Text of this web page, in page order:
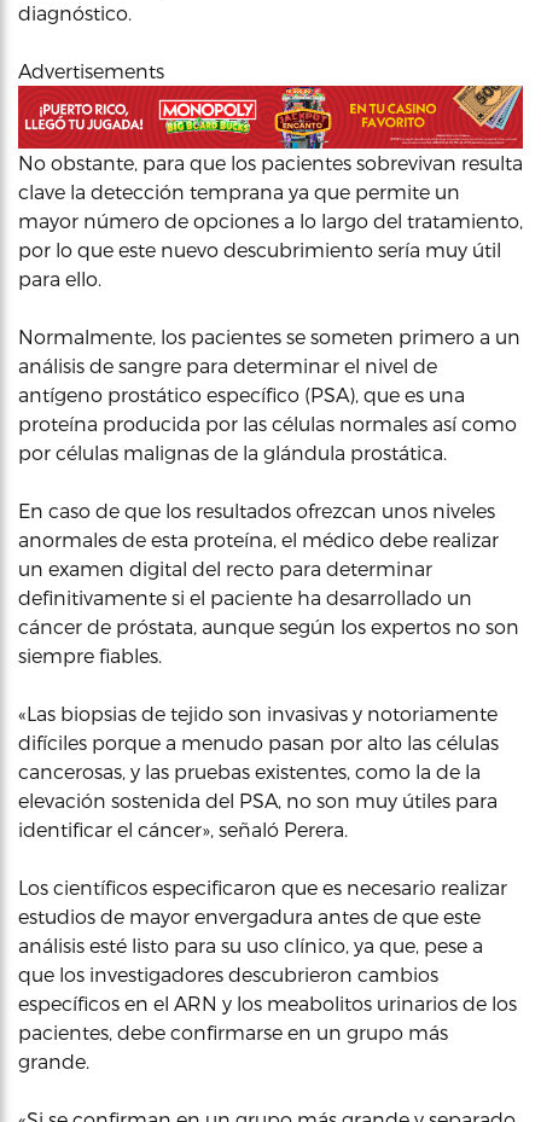
diagnóstico.
Advertisements
No obstante, para que los pacientes sobrevivan resulta
clave la detección temprana ya que permite un
mayor número de opciones a lo largo del tratamiento,
por lo que este nuevo descubrimiento sería muy útil
para ello.
Normalmente, los pacientes se someten primero a un
análisis de sangre para determinar el nivel de
antígeno prostático específico (PSA), que es una
proteína producida por las células normales así como
por células malignas de la glándula prostática.
En caso de que los resultados ofrezcan unos niveles
anormales de esta proteína, el médico debe realizar
un examen digital del recto para determinar
definitivamente si el paciente ha desarrollado un
cáncer de próstata, aunque según los expertos no son
siempre fiables.
«Las biopsias de tejido son invasivas y notoriamente
difíciles porque a menudo pasan por alto las células
cancerosas, y las pruebas existentes, como la de la
elevación sostenida del PSA, no son muy útiles para
identificar el cáncer», señaló Perera.
Los científicos especificaron que es necesario realizar
estudios de mayor envergadura antes de que este
análisis esté listo para su uso clínico, ya que, pese a
que los investigadores descubrieron cambios
específicos en el ARN y los meabolitos urinarios de los
pacientes, debe confirmarse en un grupo más
grande.